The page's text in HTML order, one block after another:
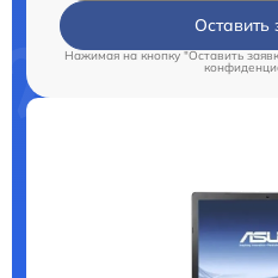
Оставить
Нажимая на кнопку "Оставить